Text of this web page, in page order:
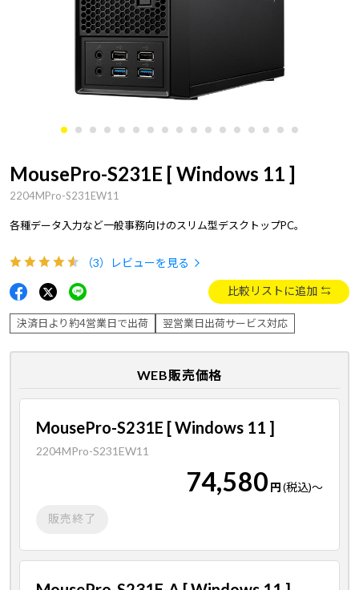
MousePro-S231E [ Windows 11 ]
2204MPro-S231EW11
各種データ入力など一般事務向けのスリム型デスクトップPC。
（3） レビューを見る
比較リストに追加
決済日より約4営業日で出荷 翌営業日出荷サービス対応
WEB販売価格
MousePro-S231E [ Windows 11 ]
2204MPro-S231EW11
74,580 円(税込)～
販売終了